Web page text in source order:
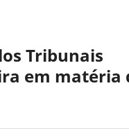
Tribunais
em matéria